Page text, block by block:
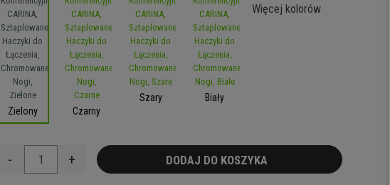
Zielony Czarny
Szary Biały
Więcej kolorów
- + DODAJ DO KOSZYKA